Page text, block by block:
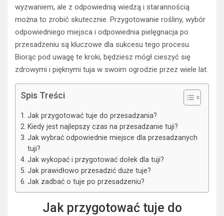
wyzwaniem, ale z odpowiednią wiedzą i starannością
można to zrobić skutecznie. Przygotowanie rośliny, wybór
odpowiedniego miejsca i odpowiednia pielęgnacja po
przesadzeniu są kluczowe dla sukcesu tego procesu.
Biorąc pod uwagę te kroki, będziesz mógł cieszyć się
zdrowymi i pięknymi tuja w swoim ogrodzie przez wiele lat.
Spis Treści
Jak przygotować tuje do przesadzania?
Kiedy jest najlepszy czas na przesadzanie tuji?
Jak wybrać odpowiednie miejsce dla przesadzanych
tuji?
Jak wykopać i przygotować dołek dla tuji?
Jak prawidłowo przesadzić duże tuje?
Jak zadbać o tuje po przesadzeniu?
Jak przygotować tuje do